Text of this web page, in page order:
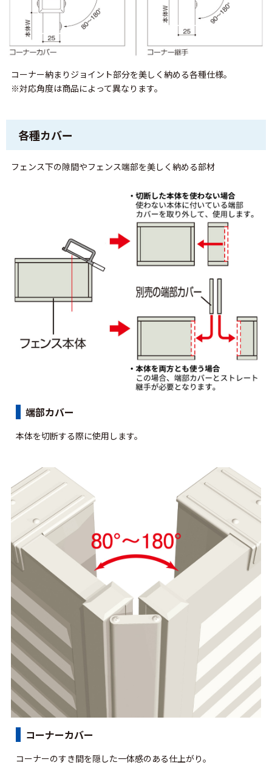
コーナー納まりジョイント部分を美しく納める各種仕様。
※対応角度は商品によって異なります。
各種カバー
フェンス下の隙間やフェンス端部を美しく納める部材
端部カバー
本体を切断する際に使用します。
コーナーカバー
コーナーのすき間を隠した一体感のある仕上がり。